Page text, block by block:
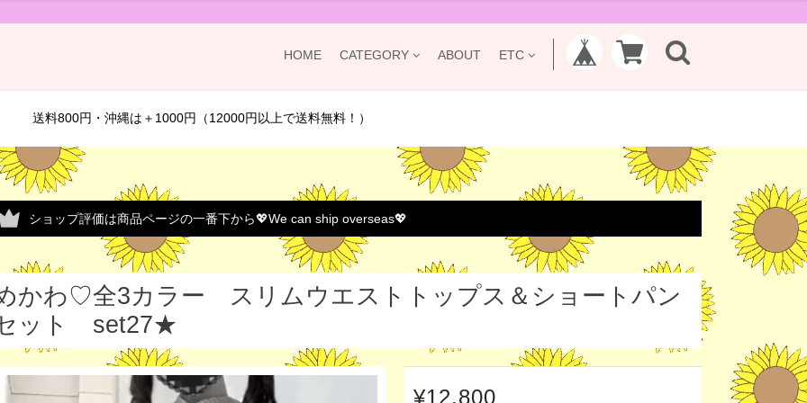
HOME CATEGORY ABOUT ETC
送料800円・沖縄は＋1000円（12000円以上で送料無料！）
ショップ評価は商品ページの一番下から💖We can ship overseas💖
かわ♡全3カラー スリムウエストトップス＆ショートパン
ット set27★
¥12,800